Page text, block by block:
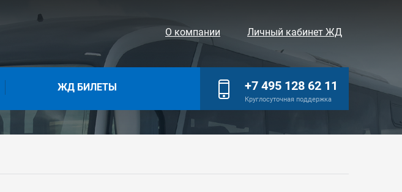
О компании Личный кабинет ЖД
ЖД БИЛЕТЫ +7 495 128 62 11
Круглосуточная поддержка